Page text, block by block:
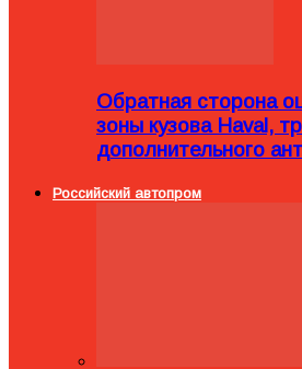
Обратная сторона
зоны кузова Haval,
дополнительного
Российский автопром